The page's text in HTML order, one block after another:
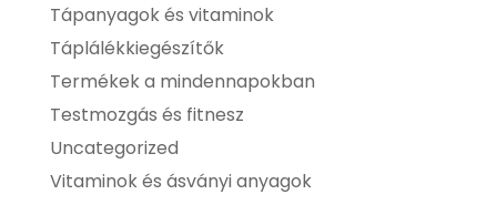
Tápanyagok és vitaminok
Táplálékkiegészítők
Termékek a mindennapokban
Testmozgás és fitnesz
Uncategorized
Vitaminok és ásványi anyagok